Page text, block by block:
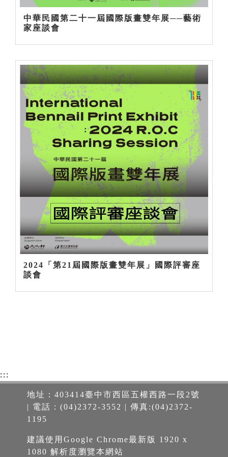
中華民國第二十一屆國際版畫雙年展──藝術
家座談會
2024「第21屆國際版畫雙年展」國際評審座
談會
:::
地址：403414臺中市西區五權西路一段2號
| 電話：(04)2372-3552 | 傳真:(04)2372-
1195
建議使用Google Chrome最新版 1920 x
1080 解析度瀏覽本網站